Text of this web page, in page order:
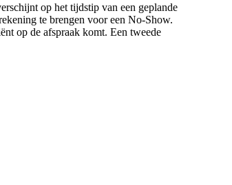
op het tijdstip van een geplande
te brengen voor een No-Show.
op de afspraak komt. Een tweede